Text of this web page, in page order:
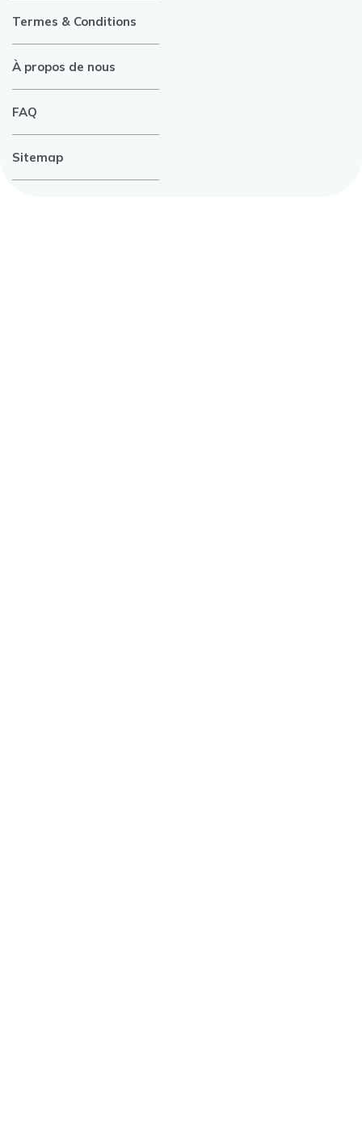
Termes & Conditions
À propos de nous
FAQ
Sitemap